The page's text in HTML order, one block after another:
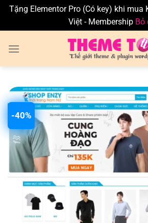
Tặng Elementor Pro (Có key) khi mua
Việt - Membership Bỏ
-40%